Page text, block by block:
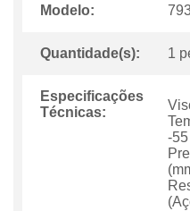
Modelo:
Quantidade(s): 1
Especificações
Técnicas:
-